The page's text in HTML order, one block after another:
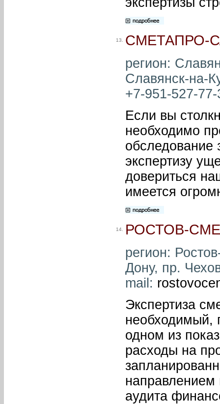
13. СМЕТАПРО-
регион:
Славянск-на-
+7-951-527-
Если вы
необходимо
обследование
экспертизу
довериться
имеется
14. РОСТОВ-
регион:
Дону, пр.
mail:
Экспертиза
необходимый,
одном из
расходы на
направлением
аудита